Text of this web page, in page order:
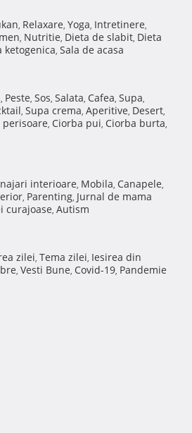
, Relaxare, Yoga, Intretinere,
, Nutritie, Dieta de slabit, Dieta
ketogenica, Sala de acasa
, Peste, Sos, Salata, Cafea, Supa,
, Supa crema, Aperitive, Desert,
perisoare, Ciorba pui, Ciorba burta,
interioare, Mobila, Canapele,
, Parenting, Jurnal de mama
curajoase, Autism
zilei, Tema zilei, Iesirea din
, Vesti Bune, Covid-19, Pandemie